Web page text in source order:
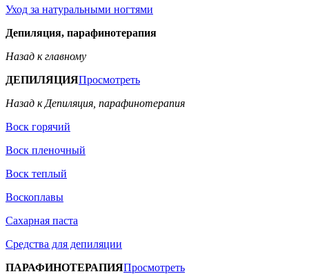
Уход за натуральными ногтями
Депиляция, парафинотерапия
Назад к главному
ДЕПИЛЯЦИЯПросмотреть
Назад к Депиляция, парафинотерапия
Воск горячий
Воск пленочный
Воск теплый
Воскоплавы
Сахарная паста
Средства для депиляции
ПАРАФИНОТЕРАПИЯПросмотреть